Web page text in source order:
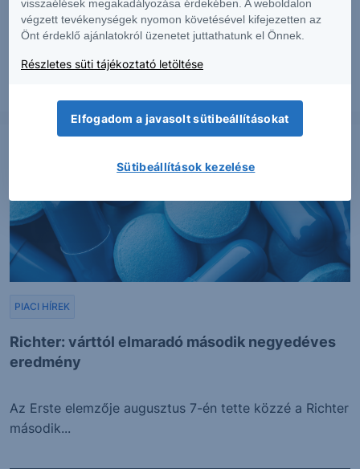
Erős lett a MOL második negyedéve
Richter: várttól elmaradó második negyedéves
eredmény
PIACI HÍREK
Az Erste elemzője augusztus 7-én tette közzé a Richter
második...
visszaélések megakadályozása érdekében. A weboldalon
végzett tevékenységek nyomon követésével kifejezetten az
Önt érdeklő ajánlatokról üzenetet juttathatunk el Önnek.
Részletes süti tájékoztató letöltése
Elfogadom a javasolt sütibeállításokat
Sütibeállítások kezelése